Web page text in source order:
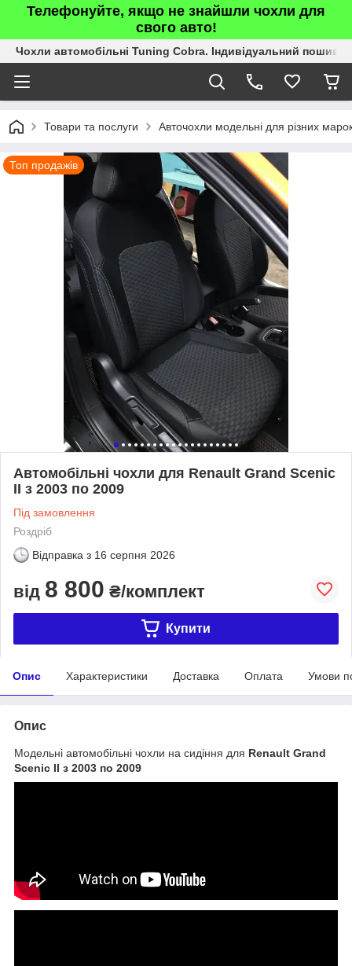
Телефонуйте, якщо не знайшли чохли для
свого авто!
Чохли автомобільні Tuning Cobra. Індивідуальний пошив.
Товари та послуги Авточохли модельні для різних
Топ продажів
Автомобільні чохли для Renault Grand Scenic
II з 2003 по 2009
Під замовлення
Роздріб
Відправка з 16 серпня 2026
від 8 800 ₴/комплект
Купити
Опис Характеристики Доставка Оплата Умови
Опис
Модельні автомобільні чохли на сидіння для Renault Grand
Scenic II з 2003 по 2009